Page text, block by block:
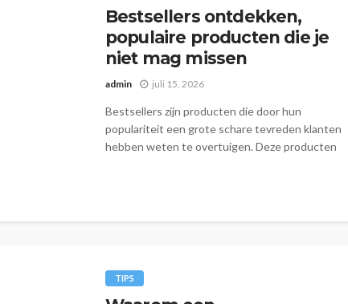
Bestsellers ontdekken,
populaire producten die je
niet mag missen
admin juli 15, 2026
Bestsellers zijn producten die door hun
populariteit een grote schare tevreden klanten
hebben weten te overtuigen. Deze producten
TIPS